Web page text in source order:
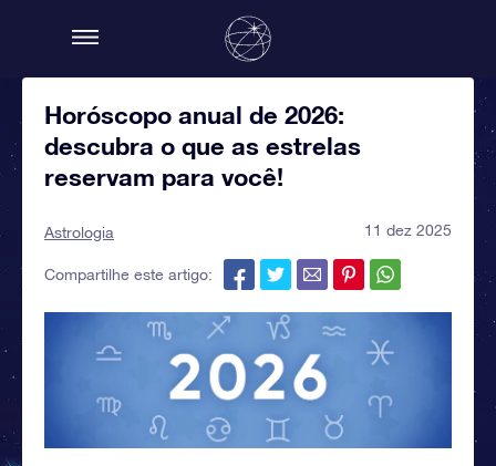
Horóscopo anual de 2026:
descubra o que as estrelas
reservam para você!
Astrologia 11 dez 2025
Compartilhe este artigo: